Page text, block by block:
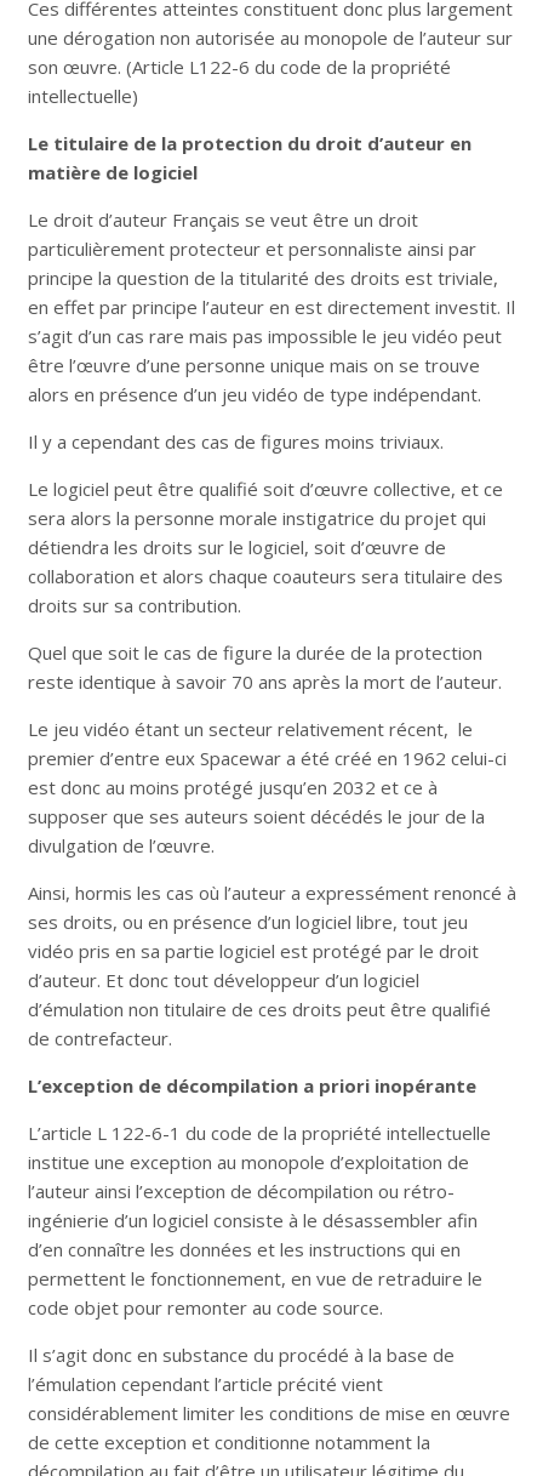
Ces différentes atteintes constituent donc plus largement
une dérogation non autorisée au monopole de l’auteur sur
son œuvre. (Article L122-6 du code de la propriété
intellectuelle)
Le titulaire de la protection du droit d’auteur en
matière de logiciel
Le droit d’auteur Français se veut être un droit
particulièrement protecteur et personnaliste ainsi par
principe la question de la titularité des droits est triviale,
en effet par principe l’auteur en est directement investit. Il
s’agit d’un cas rare mais pas impossible le jeu vidéo peut
être l’œuvre d’une personne unique mais on se trouve
alors en présence d’un jeu vidéo de type indépendant.
Il y a cependant des cas de figures moins triviaux.
Le logiciel peut être qualifié soit d’œuvre collective, et ce
sera alors la personne morale instigatrice du projet qui
détiendra les droits sur le logiciel, soit d’œuvre de
collaboration et alors chaque coauteurs sera titulaire des
droits sur sa contribution.
Quel que soit le cas de figure la durée de la protection
reste identique à savoir 70 ans après la mort de l’auteur.
Le jeu vidéo étant un secteur relativement récent, le
premier d’entre eux Spacewar a été créé en 1962 celui-ci
est donc au moins protégé jusqu’en 2032 et ce à
supposer que ses auteurs soient décédés le jour de la
divulgation de l’œuvre.
Ainsi, hormis les cas où l’auteur a expressément renoncé à
ses droits, ou en présence d’un logiciel libre, tout jeu
vidéo pris en sa partie logiciel est protégé par le droit
d’auteur. Et donc tout développeur d’un logiciel
d’émulation non titulaire de ces droits peut être qualifié
de contrefacteur.
L’exception de décompilation a priori inopérante
L’article L 122-6-1 du code de la propriété intellectuelle
institue une exception au monopole d’exploitation de
l’auteur ainsi l’exception de décompilation ou rétro-
ingénierie d’un logiciel consiste à le désassembler afin
d’en connaître les données et les instructions qui en
permettent le fonctionnement, en vue de retraduire le
code objet pour remonter au code source.
Il s’agit donc en substance du procédé à la base de
l’émulation cependant l’article précité vient
considérablement limiter les conditions de mise en œuvre
de cette exception et conditionne notamment la